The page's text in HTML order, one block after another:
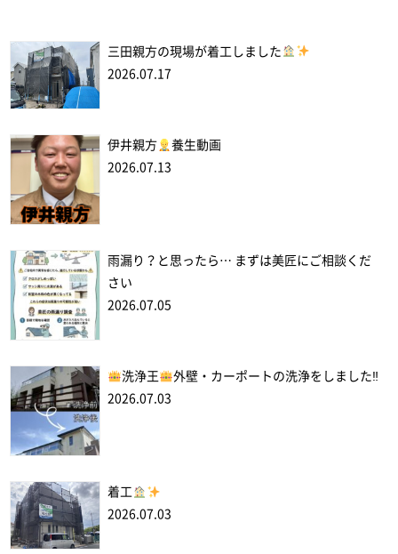
三田親方の現場が着工しました
2026.07.17
伊井親方
養生動画
2026.07.13
雨漏り？と思ったら… まずは美匠にご相談くだ
さい
2026.07.05
洗浄王
外壁・カーポートの洗浄をしました‼
2026.07.03
着工
2026.07.03